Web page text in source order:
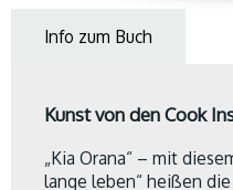
Info zum Buch
Kunst von den Cook
„Kia Orana“ – mit
lange leben“ heißen